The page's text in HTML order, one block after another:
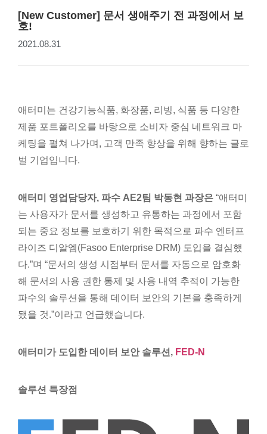
[New Customer] 문서 생애주기 전 과정에서 보
호!
2021.08.31
애터미는 건강기능식품, 화장품, 리빙, 식품 등 다양한
제품 포트폴리오를 바탕으로 소비자 중심 네트워크 마
케팅을 펼쳐 나가며, 고객 만족 향상을 위해 향하는 글로
벌 기업입니다.
애터미 영업담당자, 파수 AE2팀 박동현 과장은 “애터미
는 사용자가 문서를 생성하고 유통하는 과정에서 포함
되는 중요 정보를 보호하기 위한 목적으로 파수 엔터프
라이즈 디알엠(Fasoo Enterprise DRM) 도입을 결심했
다.”며 “문서의 생성 시점부터 문서를 자동으로 암호화
해 문서의 사용 권한 통제 및 사용 내역 추적이 가능한
파수의 솔루션을 통해 데이터 보안의 기본을 충족하게
됐을 것.”이라고 언급했습니다.
애터미가 도입한 데이터 보안 솔루션, FED-N
솔루션 특장점